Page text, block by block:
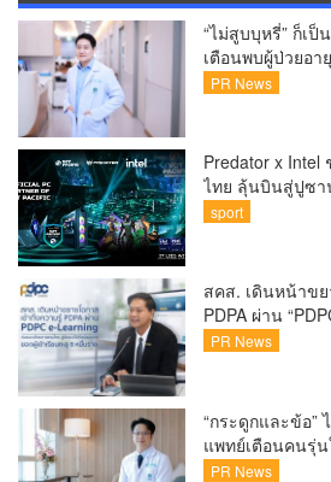
“ไม่สูบบุหรี่” ก็เป็
เตือนพบผู้ป่วยอา
ขึ้นคนไทยกว่า
PR News
Predator x Intel
ไทย ลุ้นบินสู่ปูซา
Finals Busan ป
สุดพิเศษตลอดทั
sport
สคส. เดินหน้าขย
PDPA ผ่าน
ทุกที่ ทุกเวลา พร้
แล้ว
PR News
“กระดูกและข้อ”
แพทย์เตือนคนรุ่
30% เสี่ยง ‘ข้อเ
PR News